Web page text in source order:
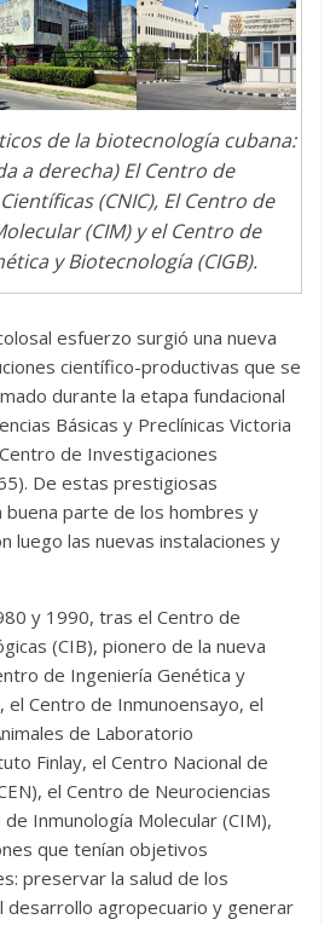
de la biotecnología cubana:
a derecha) El Centro de
(CNIC), El Centro de
(CIM) y el Centro de
y Biotecnología (CIGB).
esfuerzo surgió una nueva
científico-productivas que se
durante la etapa fundacional
Básicas y Preclínicas Victoria
de Investigaciones
De estas prestigiosas
buena parte de los hombres y
luego las nuevas instalaciones y
y 1990, tras el Centro de
(CIB), pionero de la nueva
de Ingeniería Genética y
el Centro de Inmunoensayo, el
de Laboratorio
Finlay, el Centro Nacional de
el Centro de Neurociencias
Inmunología Molecular (CIM),
que tenían objetivos
preservar la salud de los
desarrollo agropecuario y generar